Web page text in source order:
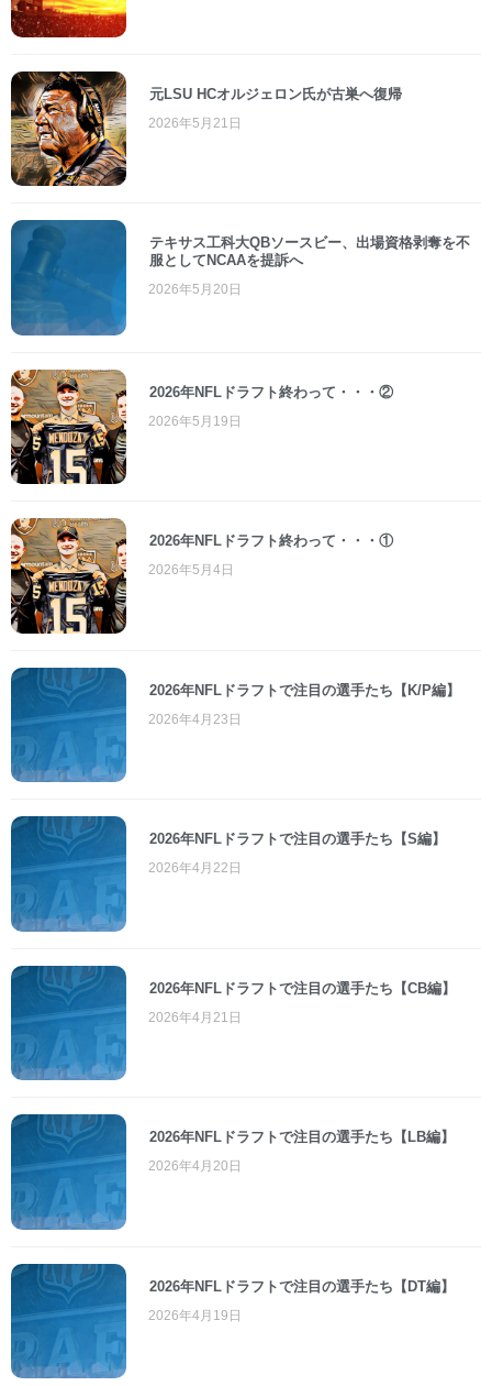
元LSU HCオルジェロン氏が古巣へ復帰
2026年5月21日
テキサス工科大QBソースビー、出場資格剥奪を不
服としてNCAAを提訴へ
2026年5月20日
2026年NFLドラフト終わって・・・②
2026年5月19日
2026年NFLドラフト終わって・・・①
2026年5月4日
2026年NFLドラフトで注目の選手たち【K/P編】
2026年4月23日
2026年NFLドラフトで注目の選手たち【S編】
2026年4月22日
2026年NFLドラフトで注目の選手たち【CB編】
2026年4月21日
2026年NFLドラフトで注目の選手たち【LB編】
2026年4月20日
2026年NFLドラフトで注目の選手たち【DT編】
2026年4月19日